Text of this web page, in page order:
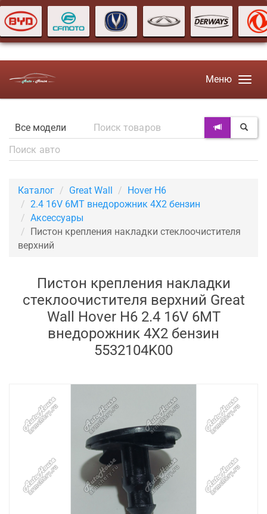
Меню
Каталог Great Wall
Hover H6
2.4 16V 6MT внедорожник 4X2 бензин
Аксессуары
Пистон крепления накладки стеклоочистителя
верхний
Пистон крепления накладки
стеклоочистителя верхний Great
Wall Hover H6 2.4 16V 6MT
внедорожник 4X2 бензин
5532104K00